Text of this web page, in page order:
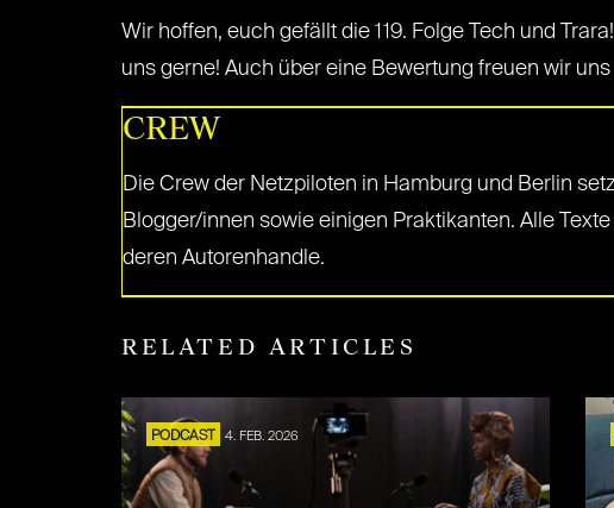
Wir hoffen, euch gefällt die 119. Folge Tech und
uns gerne! Auch über eine Bewertung freuen wir
CREW
Die Crew der Netzpiloten in Hamburg und Berlin
Blogger/innen sowie einigen Praktikanten. Alle
deren Autorenhandle.
RELATED ARTICLES
PODCAST 4. FEB. 2026